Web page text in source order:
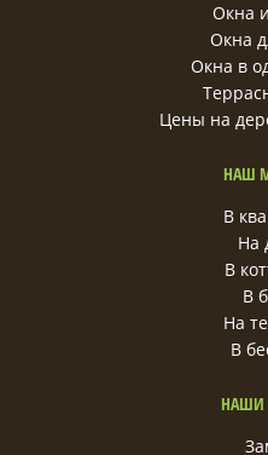
Окна
Окна
Окна в
Цены на
НАШ
В
На
В
В
На
В
НАШИ